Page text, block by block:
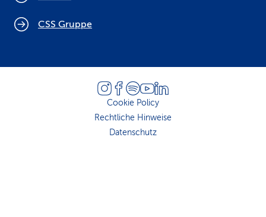
CSS Gruppe
Cookie Policy
Rechtliche Hinweise
Datenschutz